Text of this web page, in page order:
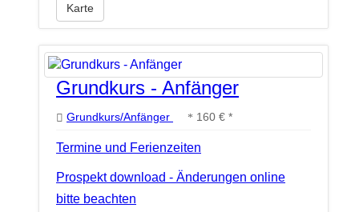
Karte
Grundkurs - Anfänger
Grundkurs/Anfänger 160 € *
Termine und Ferienzeiten
Prospekt download - Änderungen online
bitte beachten